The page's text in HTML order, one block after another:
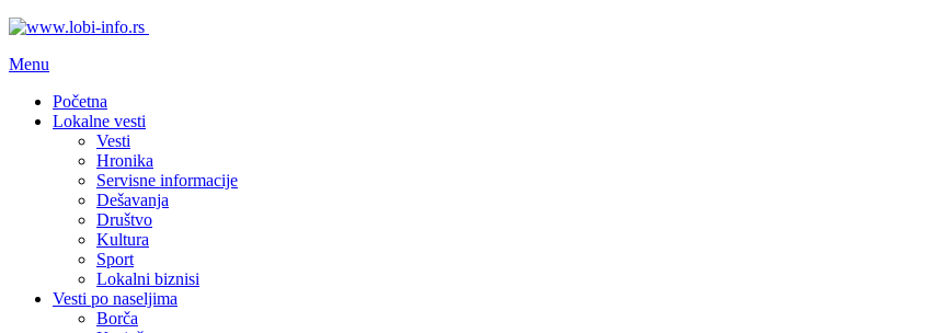
Menu
Početna
Lokalne vesti
Vesti
Hronika
Servisne informacije
Dešavanja
Društvo
Kultura
Sport
Lokalni biznisi
Vesti po naseljima
Borča